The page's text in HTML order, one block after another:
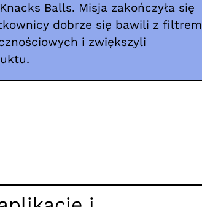
Balls. Misja zakończyła się
dobrze się bawili z filtrem
i zwiększyli